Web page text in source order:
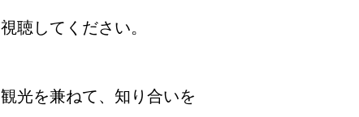
視聴してください。
観光を兼ねて、知り合いを